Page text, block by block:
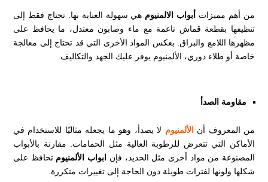
من أهم مميزات أبواب الالمنيوم هي سهولة العناية بها. تحتاج فقط إلى
تنظيفها بقطعة قماش ناعمة مع ماء وصابون معتدل، ما يحافظ على
مظهرها اللامع والبراق. بعكس المواد الأخرى التي قد تحتاج إلى معالجة
خاصة أو طلاء دوري، الألمنيوم يوفر عليك الجهد والتكاليف.
مقاومة الصدأ
من المعروف أنالألمنيوم لا يصدأ، وهو ما يجعله مثاليًا للاستخدام في
الأماكن التي تتعرض للرطوبة العالية مثل الحمامات. مقارنة بالأبواب
المصنوعة من مواد أخرى مثل الحديد، فإن ابواب الألمنيوم تحافظ على
شكلها ولونها لفترات طويلة دون الحاجة إلى تغييرات متكررة.